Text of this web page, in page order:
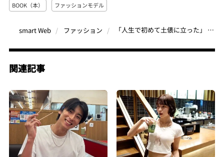
BOOK（本） ファッションモデル
smart Web ファッション 「人生で初めて土俵に立った」 注目のモデル・山口翼が語る激レア撮影秘話とモデルの仕事が「とにかく楽しい」理由
関連記事